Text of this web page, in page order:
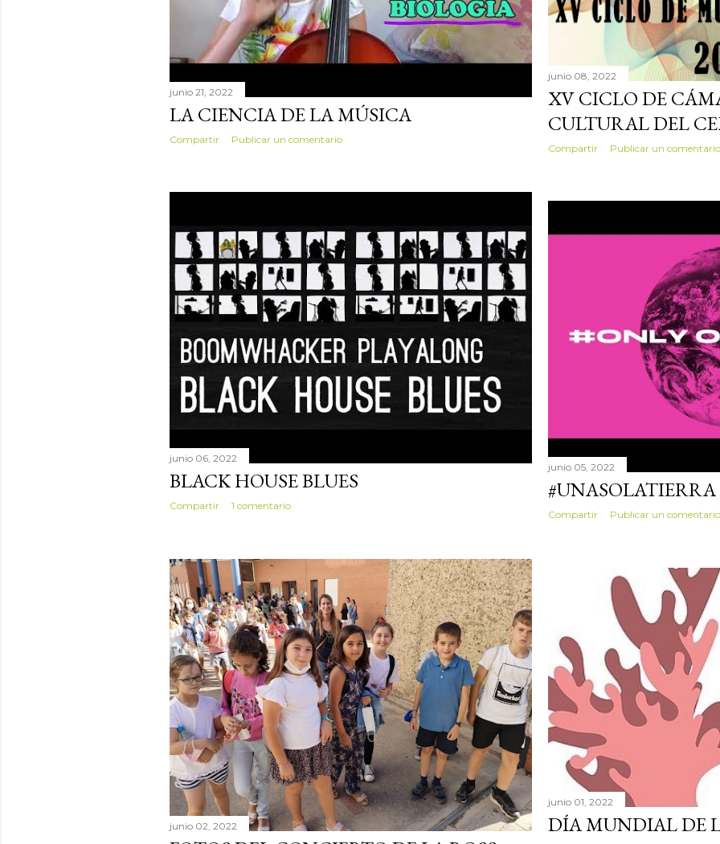
junio 21, 2022
LA CIENCIA DE LA MÚSICA
Compartir Publicar un comentario
junio 08, 2022
XV CICLO DE
CULTURAL DEL
Compartir Publicar un comentario
junio 06, 2022
BLACK HOUSE BLUES
Compartir 1 comentario
junio 05, 2022
#UNASOLATIERRA
Compartir Publicar un comentario
junio 02, 2022
junio 01, 2022
DÍA MUNDIAL DE